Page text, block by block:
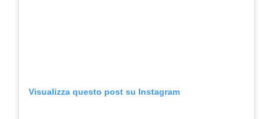
Visualizza questo post su Instagram